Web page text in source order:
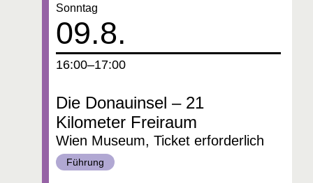
Die Donauinsel – 21
Kilometer Freiraum
Wien Museum, Ticket erforderlich
Kategorie:
Führung
Datum:
09.8.
Sonntag
um
16:00–17:00